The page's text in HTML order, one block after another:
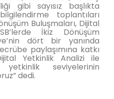
gibi sayısız başlıkta
toplantıları
Buluşmaları, Dijital
İkiz Dönüşüm
dört bir yanında
paylaşımına katkı
Yetkinlik Analizi ile
seviyelerinin
dedi.